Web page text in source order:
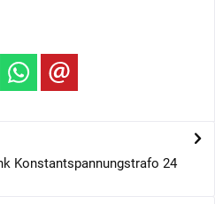
Konstantspannungstrafo 24